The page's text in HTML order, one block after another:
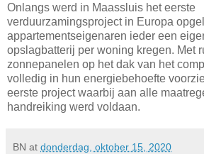
Onlangs werd in Maassluis het eerste
verduurzamingsproject in Europa
appartementseigenaren ieder een
opslagbatterij per woning kregen. Met
zonnepanelen op het dak van het
volledig in hun energiebehoefte
eerste project waarbij aan alle
handreiking werd voldaan.
BN at donderdag, oktober 15, 2020